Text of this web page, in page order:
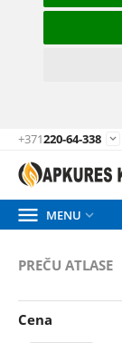
+371220-64-338 
 MENU 
PREČU ATLASE
Cena